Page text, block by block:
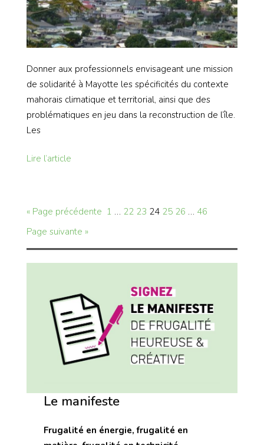
Donner aux professionnels envisageant une mission
de solidarité à Mayotte les spécificités du contexte
mahorais climatique et territorial, ainsi que des
problématiques en jeu dans la reconstruction de l’île.
Les
Lire l’article
« Page précédente 1 … 22 23 24 25 26 … 46
Page suivante »
Le manifeste
Frugalité en énergie, frugalité en